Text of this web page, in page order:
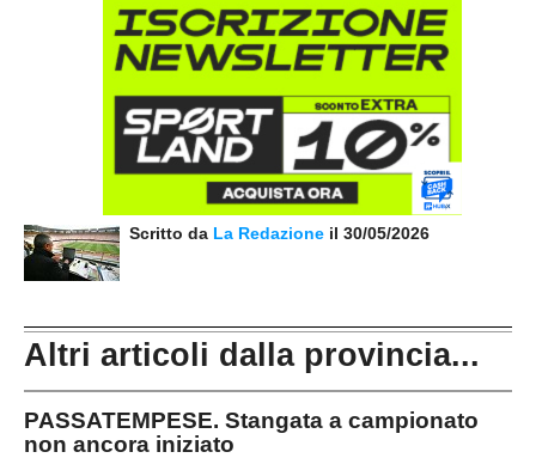
Scritto da La Redazione il 30/05/2026
Altri articoli dalla provincia...
PASSATEMPESE. Stangata a campionato
non ancora iniziato